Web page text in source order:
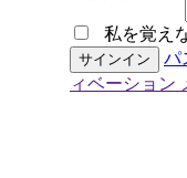
私を覚え
パ
ィベーション